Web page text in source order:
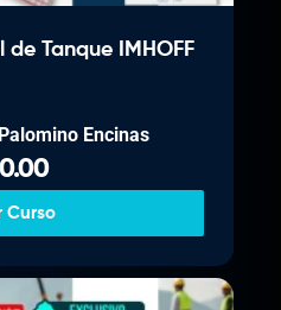
Tanque IMHOFF
Encinas
E
l
p
e
Curso